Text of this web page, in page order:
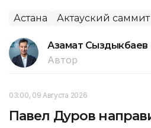
Астана Актауский саммит
Азамат Сыздыкбаев
Автор
03:00, 09 Августа 2026
Павел Дуров